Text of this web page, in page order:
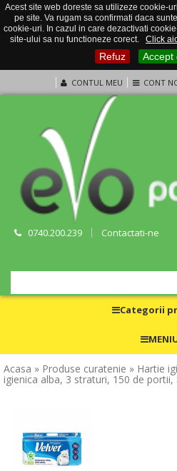
Acest site web doreste sa utilizeze cookie-
pe site. Va rugam sa confirmati daca
cookie-uri. In cazul in care dezactivati
site-ului sa nu functioneze corect.
Click
Refuz Accept
CONTUL MEU CONT
0740.200.239 Contactati-ne
Categorii
Acasa » Produse curatenie » Hartie
igienica alba, 3 straturi, 150 de portii,